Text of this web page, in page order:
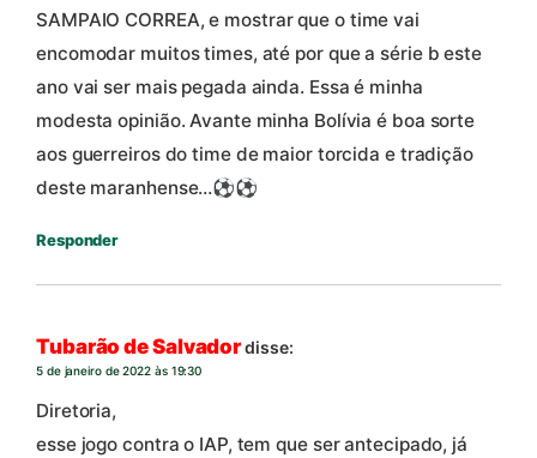
SAMPAIO CORREA, e mostrar que o time vai
encomodar muitos times, até por que a série b este
ano vai ser mais pegada ainda. Essa é minha
modesta opinião. Avante minha Bolívia é boa sorte
aos guerreiros do time de maior torcida e tradição
deste maranhense…⚽️⚽️
Responder
Tubarão de Salvadordisse:
5 de janeiro de 2022 às 19:30
Diretoria,
esse jogo contra o IAP, tem que ser antecipado, já